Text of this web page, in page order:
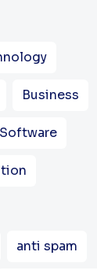
Business
Software
anti spam